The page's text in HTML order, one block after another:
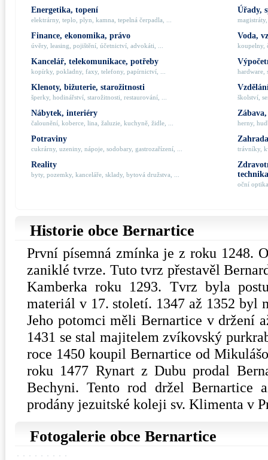
Energetika, topení
elektrárny, teplo, plyn, kamna, tepelná čerpadla, ...
Finance, ekonomika, právo
úvěry, leasing, pojištění, účetnictví, advokáti, ...
Kancelář, telekomunikace, potřeby
kopírky, pokladny, faxy, telefony, papírnictví, ...
Klenoty, bižuterie, starožitnosti
šperky, hodinářství, starožitnosti, restaurování, ...
Nábytek, interiéry
čalounění, koberce, lina, žaluzie, kuchyně, židle, ...
Potraviny
cukrárny, uzeniny, nápoje, sodobary, gastrozařízení, ...
Reality
byty, pozemky, kanceláře, sklady, bytová družstva, ...
Úřady,
Voda,
koupelny,
hardware,
školství,
herny,
trávníky,
technika
oční
Historie obce Bernartice
První písemná zmínka je z roku 1248.
zaniklé tvrze. Tuto tvrz přestavěl
Kamberka roku 1293. Tvrz byla
materiál v 17. století. 1347 až 1352 byl
Jeho potomci měli Bernartice v držení
1431 se stal majitelem zvíkovský
roce 1450 koupil Bernartice od
roku 1477 Rynart z Dubu prodal
Bechyni. Tento rod držel Bernartice
prodány jezuitské koleji sv. Klimenta v
Fotogalerie obce Bernartice